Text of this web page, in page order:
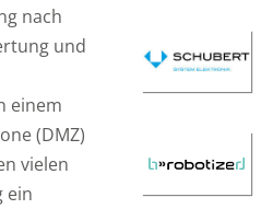
nach
und
einem
(DMZ)
vielen
ein